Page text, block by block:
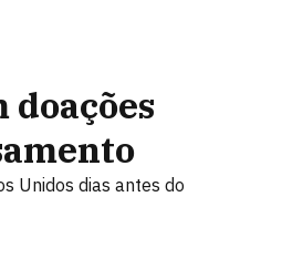
Unidos dias antes do